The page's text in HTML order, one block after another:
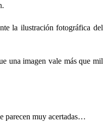
ilustración fotográfica del
imagen vale más que mil
parecen muy acertadas…